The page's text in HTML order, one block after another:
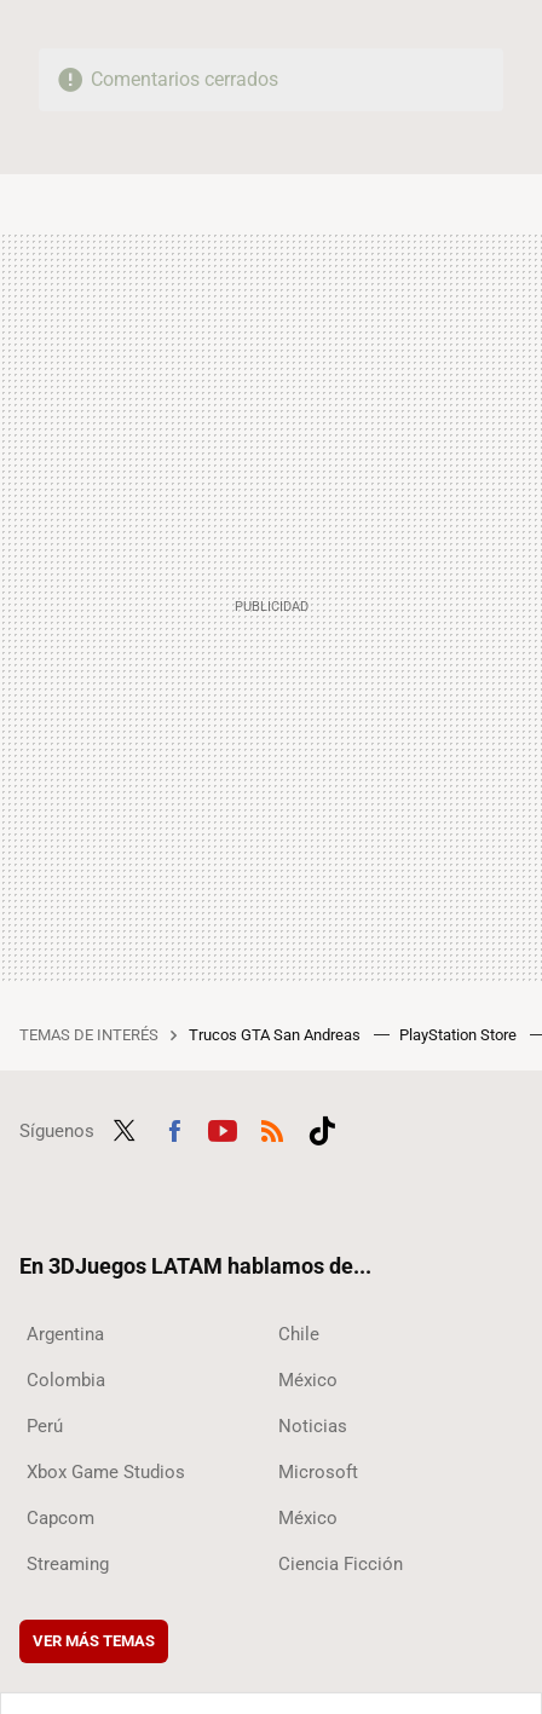
Comentarios cerrados
TEMAS DE INTERÉS Trucos GTA San Andreas PlayStation Store
Síguenos
En 3DJuegos LATAM hablamos de...
Argentina Chile
Colombia México
Perú Noticias
Xbox Game Studios Microsoft
Capcom México
Streaming Ciencia Ficción
VER MÁS TEMAS